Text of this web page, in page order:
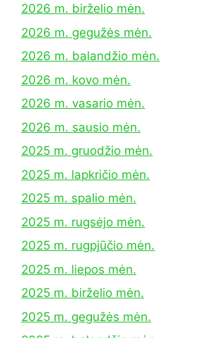
2026 m. birželio mėn.
2026 m. gegužės mėn.
2026 m. balandžio mėn.
2026 m. kovo mėn.
2026 m. vasario mėn.
2026 m. sausio mėn.
2025 m. gruodžio mėn.
2025 m. lapkričio mėn.
2025 m. spalio mėn.
2025 m. rugsėjo mėn.
2025 m. rugpjūčio mėn.
2025 m. liepos mėn.
2025 m. birželio mėn.
2025 m. gegužės mėn.